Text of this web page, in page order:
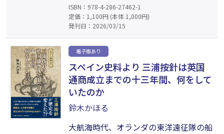
量共に充分なものがある銅鐸について、
これを造り祀った人々に関する情報がほ
とんどないのはなぜか。倭国大乱につい
て中国史書には明確に記載があるにもか
かわらず、誰と誰がどこで戦ったのかが
明らかになっていないのはなぜか。今も
解決されない日本古代史の謎に切り込
ISBN：978-4-286-27462-1
定価：1,100円 (本体 1,000円)
発刊日：2026/03/15
電子版あり
スペイン史料より 三浦按針は英国
通商成立までの十三年間、何をして
いたのか
鈴木かほる
大航海時代、オランダの東洋遠征隊の船